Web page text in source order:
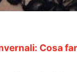
Cosa